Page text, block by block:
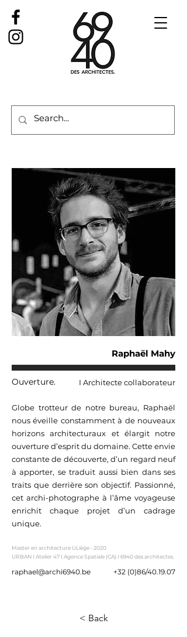
Raphaël Mahy
Ouverture. I Architecte collaborateur
Globe trotteur de notre bureau, Raphaël
nous éveille constamment à de nouveaux
horizons architecturaux et élargit notre
ouverture d’esprit du domaine. Cette envie
constante de découverte, d’un regard neuf
à apporter, se traduit aussi bien dans ses
traits que derrière son objectif. Passionné,
cet archi-photographe à l’âme voyageuse
enrichit chaque projet d’un cadrage
unique.
Master en architecture ULiège - 2020
URBAN I Atelier 47 I Agence Spatiale (CA) I 6940 des architectes.
raphael@archi6940.be +32 (0)86/40.19.07
< Back